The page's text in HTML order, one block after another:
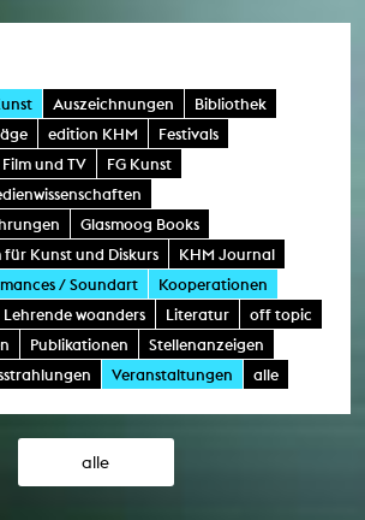
Auszeichnungen
Bibliothek
edition KHM
Festivals
Film und TV
FG Kunst
Glasmoog Books
für Kunst und Diskurs
KHM Journal
/ Soundart
Kooperationen
Lehrende woanders Literatur
off topic
Publikationen
Stellenanzeigen
Veranstaltungen alle
alle